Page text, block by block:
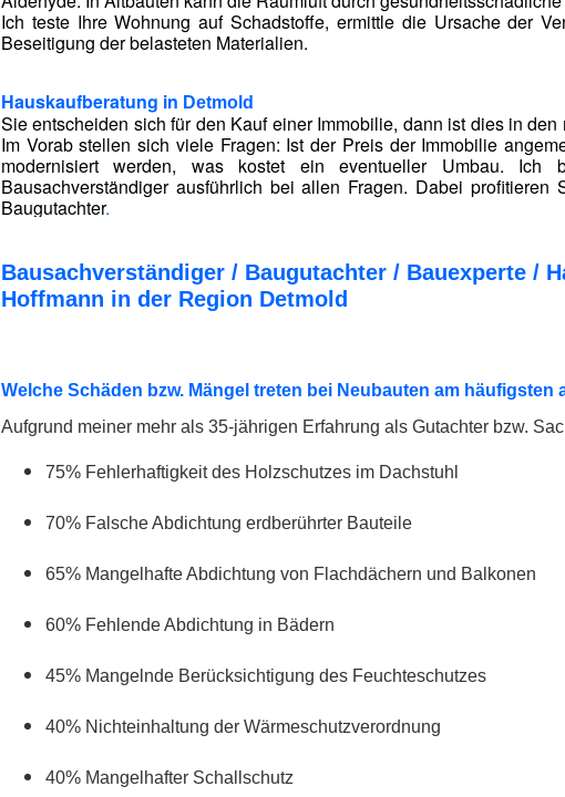
Ich teste Ihre Wohnung auf Schadstoffe, ermittle die Ursache der
Beseitigung der belasteten Materialien.
Welche Schäden bzw. Mängel treten bei Neubauten am häufigsten
Aufgrund meiner mehr als 35-jährigen Erfahrung als Gutachter bzw.
75% Fehlerhaftigkeit des Holzschutzes im Dachstuhl
70% Falsche Abdichtung erdberührter Bauteile
65% Mangelhafte Abdichtung von Flachdächern und Balkonen
60% Fehlende Abdichtung in Bädern
45% Mangelnde Berücksichtigung des Feuchteschutzes
40% Nichteinhaltung der Wärmeschutzverordnung
40% Mangelhafter Schallschutz
Hauskaufberatung in Detmold
Sie entscheiden sich für den Kauf einer Immobilie, dann ist dies in
Im Vorab stellen sich viele Fragen: Ist der Preis der Immobilie
modernisiert werden, was kostet ein eventueller Umbau.
Bausachverständiger ausführlich bei allen Fragen. Dabei
Baugutachter.
Bausachverständiger / Baugutachter / Bauexperte /
Hoffmann in der Region Detmold